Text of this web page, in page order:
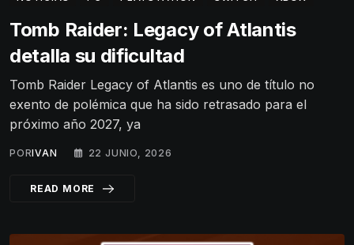
Tomb Raider: Legacy of Atlantis
detalla su dificultad
Tomb Raider Legacy of Atlantis es uno de título no
exento de polémica que ha sido retrasado para el
próximo año 2027, ya
PORIVAN 22 JUNIO, 2026
READ MORE